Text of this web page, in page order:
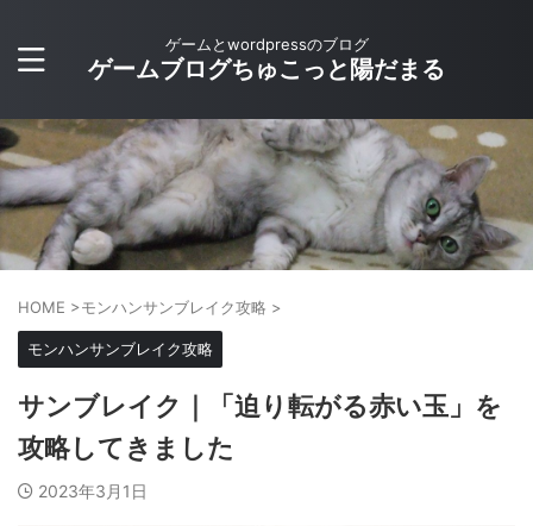
ゲームとwordpressのブログ
ゲームブログちゅこっと陽だまる
HOME >モンハンサンブレイク攻略 >
モンハンサンブレイク攻略
サンブレイク｜「迫り転がる赤い玉」を
攻略してきました
2023年3月1日